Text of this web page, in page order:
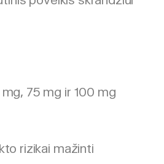
75 mg ir 100 mg
rizikai mažinti